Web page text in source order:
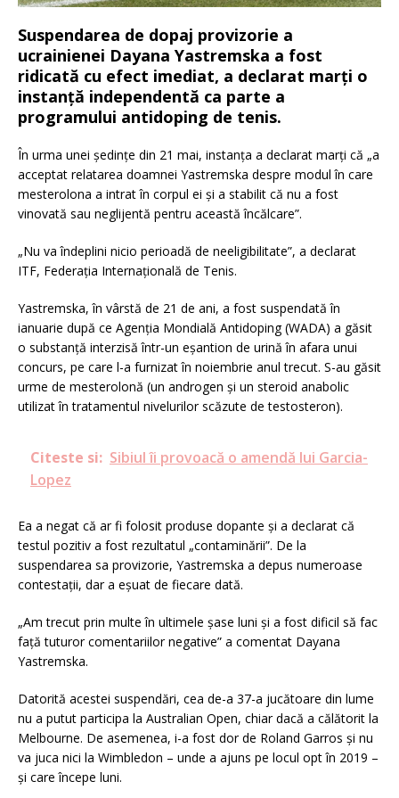
Suspendarea de dopaj provizorie a
ucrainienei Dayana Yastremska a fost
ridicată cu efect imediat, a declarat marți o
instanță independentă ca parte a
programului antidoping de tenis.
În urma unei ședințe din 21 mai, instanța a declarat marți că „a
acceptat relatarea doamnei Yastremska despre modul în care
mesterolona a intrat în corpul ei și a stabilit că nu a fost
vinovată sau neglijentă pentru această încălcare”.
„Nu va îndeplini nicio perioadă de neeligibilitate”, a declarat
ITF, Federația Internațională de Tenis.
Yastremska, în vârstă de 21 de ani, a fost suspendată în
ianuarie după ce Agenția Mondială Antidoping (WADA) a găsit
o substanță interzisă într-un eșantion de urină în afara unui
concurs, pe care l-a furnizat în noiembrie anul trecut. S-au găsit
urme de mesterolonă (un androgen și un steroid anabolic
utilizat în tratamentul nivelurilor scăzute de testosteron).
Citeste si: Sibiul îi provoacă o amendă lui Garcia-
Lopez
Ea a negat că ar fi folosit produse dopante și a declarat că
testul pozitiv a fost rezultatul „contaminării”. De la
suspendarea sa provizorie, Yastremska a depus numeroase
contestații, dar a eșuat de fiecare dată.
„Am trecut prin multe în ultimele șase luni și a fost dificil să fac
față tuturor comentariilor negative” a comentat Dayana
Yastremska.
Datorită acestei suspendări, cea de-a 37-a jucătoare din lume
nu a putut participa la Australian Open, chiar dacă a călătorit la
Melbourne. De asemenea, i-a fost dor de Roland Garros și nu
va juca nici la Wimbledon – unde a ajuns pe locul opt în 2019 –
și care începe luni.